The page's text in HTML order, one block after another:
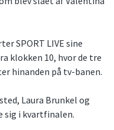
SPORT LIVE sine
klokken 10, hvor de tre
hinanden på tv-banen.
Laura Brunkel og
sig i kvartfinalen.